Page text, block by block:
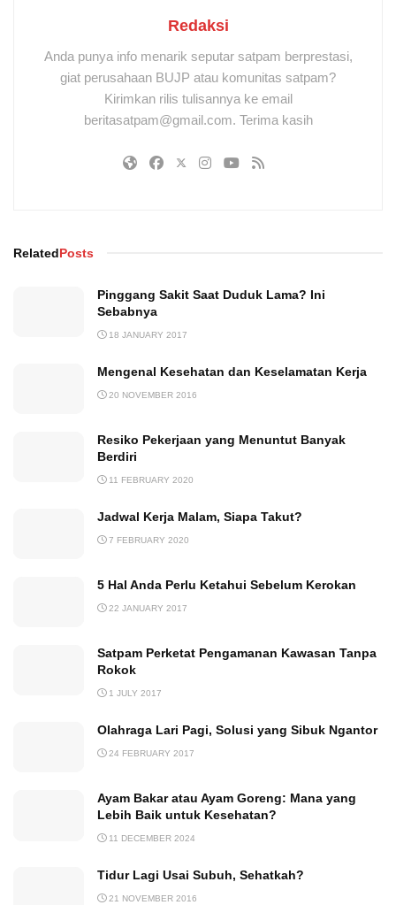
Redaksi
Anda punya info menarik seputar satpam berprestasi,
giat perusahaan BUJP atau komunitas satpam?
Kirimkan rilis tulisannya ke email
beritasatpam@gmail.com. Terima kasih
RelatedPosts
Pinggang Sakit Saat Duduk Lama? Ini
Sebabnya
18 JANUARY 2017
Mengenal Kesehatan dan Keselamatan Kerja
20 NOVEMBER 2016
Resiko Pekerjaan yang Menuntut Banyak
Berdiri
11 FEBRUARY 2020
Jadwal Kerja Malam, Siapa Takut?
7 FEBRUARY 2020
5 Hal Anda Perlu Ketahui Sebelum Kerokan
22 JANUARY 2017
Satpam Perketat Pengamanan Kawasan Tanpa
Rokok
1 JULY 2017
Olahraga Lari Pagi, Solusi yang Sibuk Ngantor
24 FEBRUARY 2017
Ayam Bakar atau Ayam Goreng: Mana yang
Lebih Baik untuk Kesehatan?
11 DECEMBER 2024
Tidur Lagi Usai Subuh, Sehatkah?
21 NOVEMBER 2016